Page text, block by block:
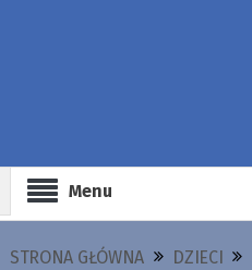
Menu
STRONA GŁÓWNA DZIECI